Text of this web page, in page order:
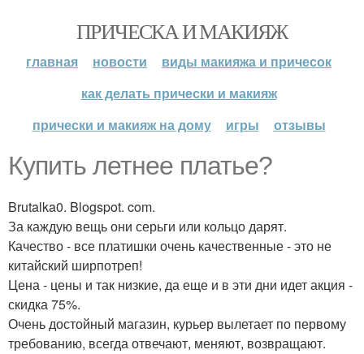
ПРИЧЕСКА И МАКИЯЖ
главная новости
виды макияжа и причесок
как делать прически и макияж
прически и макияж на дому
игры отзывы
Купить летнее платье?
Brutalka0. Blogspot. com.
За каждую вещь они серьги или кольцо дарят.
Качество - все платишки очень качественные - это не
китайский ширпотреп!
Цена - цены и так низкие, да еще и в эти дни идет акция -
скидка 75%.
Очень достойный магазин, курьер вылетает по первому
требованию, всегда отвечают, меняют, возвращают.